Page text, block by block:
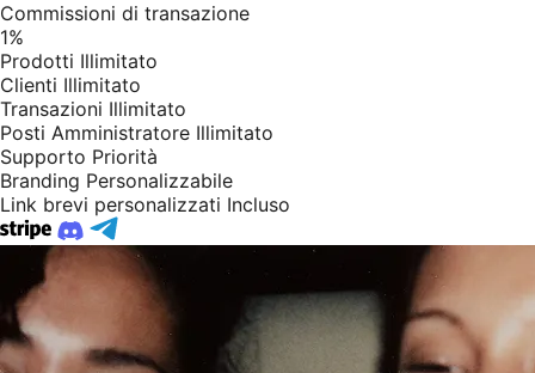
Commissioni di transazione
1%
Prodotti Illimitato
Clienti Illimitato
Transazioni Illimitato
Posti Amministratore Illimitato
Supporto Priorità
Branding Personalizzabile
Link brevi personalizzati Incluso